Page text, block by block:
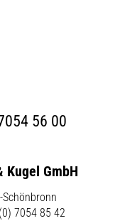
56 00
Kugel GmbH
Schönbronn
7054 85 42